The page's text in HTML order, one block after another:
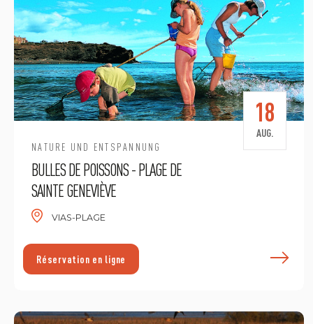
NATURE UND ENTSPANNUNG
BULLES DE POISSONS - PLAGE DE
SAINTE GENEVIÈVE
VIAS-PLAGE
18
AUG.
Réservation en ligne